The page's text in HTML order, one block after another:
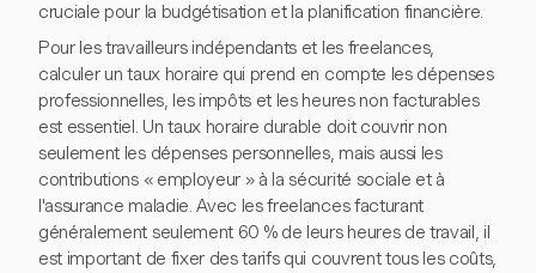
cruciale pour la budgétisation et la planification financière.
Pour les travailleurs indépendants et les freelances,
calculer un taux horaire qui prend en compte les dépenses
professionnelles, les impôts et les heures non facturables
est essentiel. Un taux horaire durable doit couvrir non
seulement les dépenses personnelles, mais aussi les
contributions « employeur » à la sécurité sociale et à
l'assurance maladie. Avec les freelances facturant
généralement seulement 60 % de leurs heures de travail, il
est important de fixer des tarifs qui couvrent tous les coûts,